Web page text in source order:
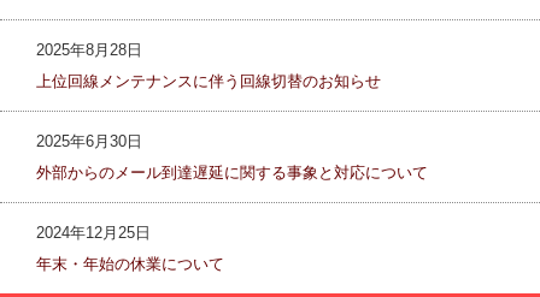
2025年8月28日
上位回線メンテナンスに伴う回線切替のお知らせ
2025年6月30日
外部からのメール到達遅延に関する事象と対応について
2024年12月25日
年末・年始の休業について